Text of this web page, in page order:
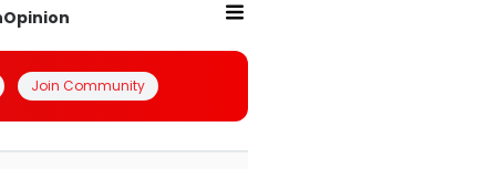
Opinion
Join Community